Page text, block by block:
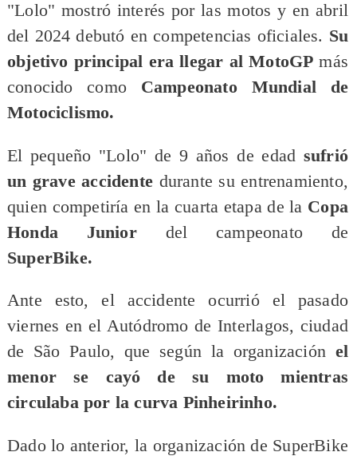
"Lolo" mostró interés por las motos y en abril
del 2024 debutó en competencias oficiales. Su
objetivo principal era llegar al MotoGP más
conocido como Campeonato Mundial de
Motociclismo.
El pequeño "Lolo" de 9 años de edad sufrió
un grave accidente durante su entrenamiento,
quien competiría en la cuarta etapa de la Copa
Honda Juniordel campeonato de
SuperBike.
Ante esto, el accidente ocurrió el pasado
viernes en el Autódromo de Interlagos, ciudad
de São Paulo, que según la organización el
menor se cayó de su moto mientras
circulaba por la curva Pinheirinho.
Dado lo anterior, la organización de SuperBike